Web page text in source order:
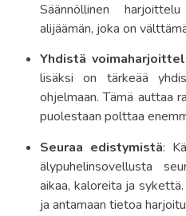
Säännöllinen
alijäämän, joka on
Yhdistä
lisäksi on tärkeää
ohjelmaan. Tämä auttaa
puolestaan polttaa
Seuraa edistymistä:
älypuhelinsovellusta
aikaa, kaloreita ja
ja antamaan tietoa